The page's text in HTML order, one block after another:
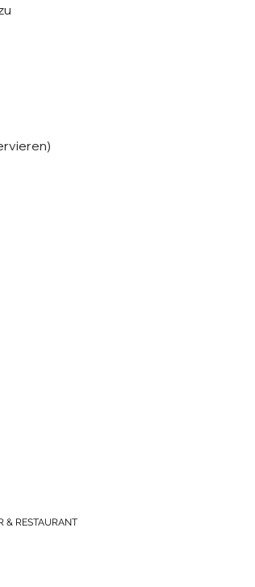
& RESTAURANT